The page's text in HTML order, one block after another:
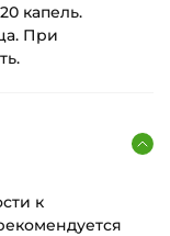
капель.
При
к